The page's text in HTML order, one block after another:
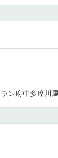
ン府中多摩川